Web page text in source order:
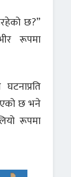
छ?”
रूपमा
छ भने
रूपमा